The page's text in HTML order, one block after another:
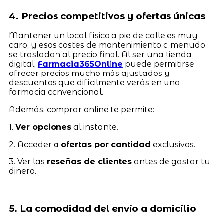
4. Precios competitivos y ofertas únicas
Mantener un local físico a pie de calle es muy
caro, y esos costes de mantenimiento a menudo
se trasladan al precio final. Al ser una tienda
digital, Farmacia365Online puede permitirse
ofrecer precios mucho más ajustados y
descuentos que difícilmente verás en una
farmacia convencional.
Además, comprar online te permite:
1. Ver opcionesal instante.
2. Acceder a ofertas por cantidad exclusivos.
3. Ver las reseñas de clientesantes de gastar tu
dinero.
5. La comodidad del envío a domicilio